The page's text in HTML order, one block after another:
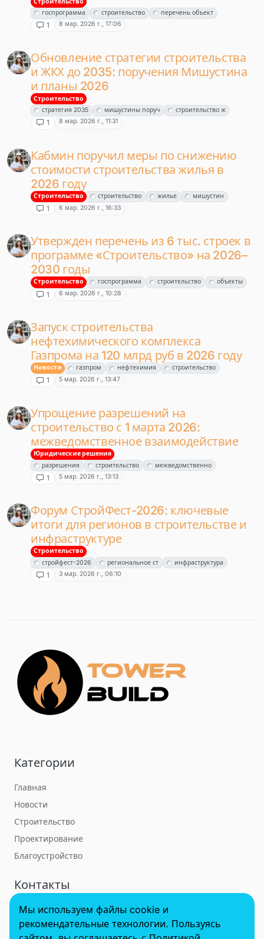
госпрограмма
строительство перечень объект
1 8 мар. 2026 г., 17:06
Обновление стратегии строительства
и ЖКХ до 2035: поручения Мишустина
и планы 2026
Строительство
стратегия 2035
мишустины поруч строительство ж
1 8 мар. 2026 г., 11:31
Кабмин поручил меры по снижению
стоимости строительства жилья в
2026 году
Строительство строительство жилье мишустин
1 6 мар. 2026 г., 16:33
Утвержден перечень из 6 тыс. строек в
программе «Строительство» на 2026–
2030 годы
Строительство госпрограмма строительство объекты
1 6 мар. 2026 г., 10:28
Запуск строительства
нефтехимического комплекса
Газпрома на 120 млрд руб в 2026 году
Новости газпром нефтехимия строительство
1 5 мар. 2026 г., 13:47
Упрощение разрешений на
строительство с 1 марта 2026:
межведомственное взаимодействие
Юридические решения
разрешения
строительство межведомственно
1 5 мар. 2026 г., 13:13
Форум СтройФест-2026: ключевые
итоги для регионов в строительстве и
инфраструктуре
Строительство
стройфест-2026
региональное ст инфраструктура
1 3 мар. 2026 г., 06:10
Категории
Главная
Новости
Строительство
Проектирование
Благоустройство
Контакты
towerbuildforum@yandex.ru
Мы используем файлы cookie и
рекомендательные технологии. Пользуясь